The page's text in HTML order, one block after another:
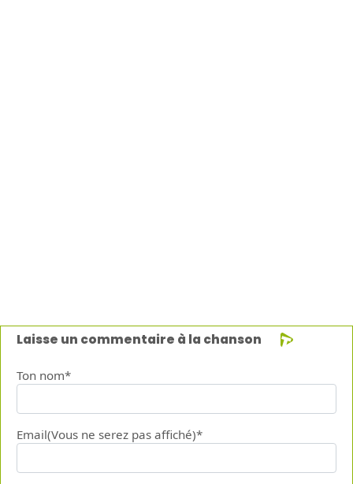
Laisse un commentaire à la chanson
Ton nom*
Email(Vous ne serez pas affiché)*